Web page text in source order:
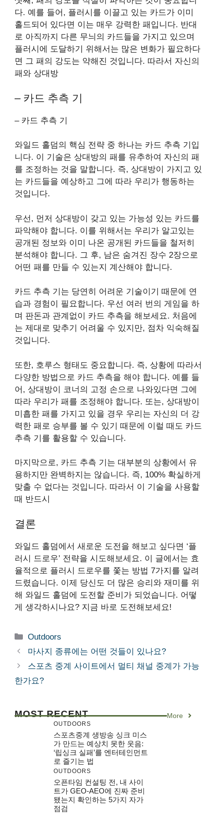
다. 예를 들어, 플러시를 이끌고 있는 카드가 이미
홀드되어 있다면 이는 매우 강력한 패입니다. 반대
로 아직까지 다른 무늬의 카드들을 가지고 있으며
플러시에 도달하기 위해서는 많은 변화가 필요하다
면 그 패의 강도는 약해진 것입니다. 따라서 자신의
패와 상대방
– 카드 추측 기
– 카드 추측 기
와일드 홀덤의 핵심 전략 중 하나는 카드 추측 기입
니다. 이 기술은 상대방의 패를 유추하여 자신의 패
를 조정하는 것을 말합니다. 즉, 상대방이 가지고 있
는 카드들을 예상하고 그에 따라 우리가 행동하는
것입니다.
우선, 먼저 상대방이 갖고 있는 가능성 있는 카드를
파악해야 합니다. 이를 위해서는 우리가 알고있는
공개된 정보와 이미 나온 공개된 카드들을 철저히
분석해야 합니다. 그 후, 남은 숨겨진 장수 2장으로
어떤 패를 만들 수 있는지 계산해야 합니다.
카드 추측 기는 당연히 어려운 기술이기 때문에 연
습과 경험이 필요합니다. 우선 여러 번의 게임을 하
며 판돈과 관계없이 카드 추측을 해보세요. 처음에
는 제대로 맞추기 어려울 수 있지만, 점차 익숙해질
것입니다.
또한, 호루스 형태도 중요합니다. 즉, 상황에 따라서
다양한 방법으로 카드 추측을 해야 합니다. 예를 들
어, 상대방이 코너의 고정 손으로 나와있다면 그에
따라 우리가 패를 조정해야 합니다. 또는, 상대방이
미흡한 패를 가지고 있을 경우 우리는 자신의 더 강
력한 패로 승부를 볼 수 있기 때문에 이럴 때도 카드
추측 기를 활용할 수 있습니다.
마지막으로, 카드 추측 기는 대부분의 상황에서 유
용하지만 완벽하지는 않습니다. 즉, 100% 확실하게
맞출 수 없다는 것입니다. 따라서 이 기술을 사용할
때 반드시
결론
와일드 홀덤에서 새로운 도전을 해보고 싶다면 ‘플
러시 드로우’ 전략을 시도해보세요. 이 글에서는 효
율적으로 플러시 드로우를 쫓는 방법 7가지를 알려
드렸습니다. 이제 당신도 더 많은 승리와 재미를 위
해 와일드 홀덤에 도전할 준비가 되었습니다. 어떻
게 생각하시나요? 지금 바로 도전해보세요!
Categories
Outdoors
마사지 종류에는 어떤 것들이 있나요?
스포츠 중계 사이트에서 멀티 채널 중계가 가능
한가요?
MOST RECENT More
OUTDOORS
스포츠중계 생방송 싱크 미스
가 만드는 예상치 못한 웃음:
‘립싱크 실패’를 엔터테인먼트
로 즐기는 법
OUTDOORS
오픈타임 컨설팅 전, 내 사이
트가 GEO-AEO에 진짜 준비
됐는지 확인하는 5가지 자가
점검